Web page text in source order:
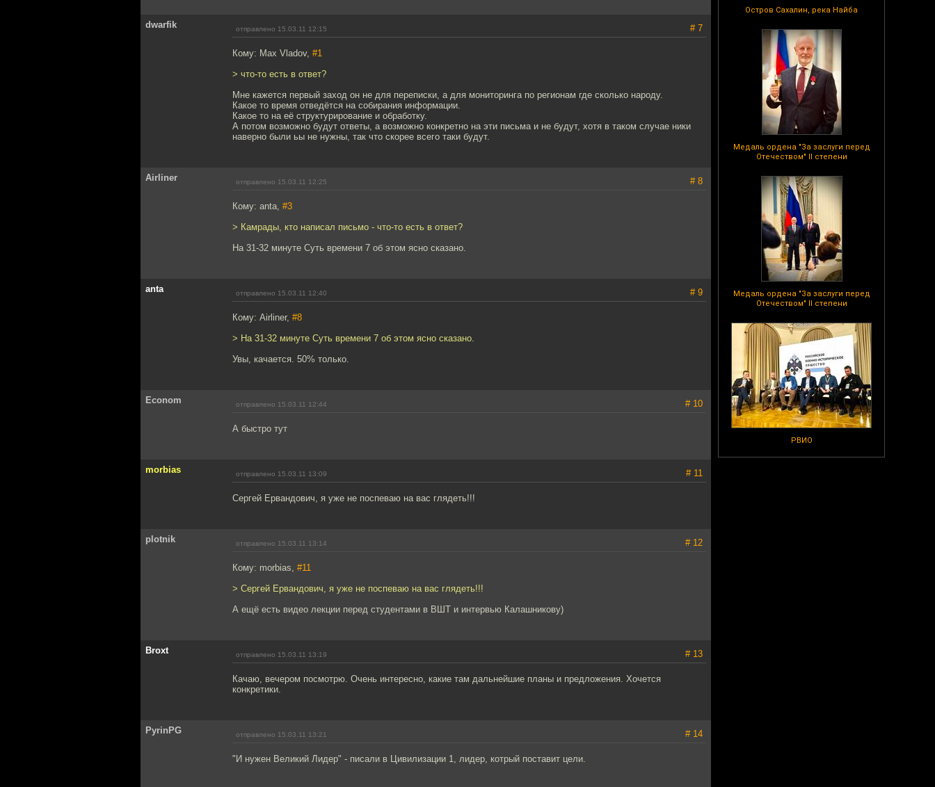
Остров Сахалин, река Найба
Медаль ордена "За заслуги перед
Отечеством" II степени
Медаль ордена "За заслуги перед
Отечеством" II степени
РВИО
dwarfik отправлено 15.03.11 12:15 # 7
Кому: Max Vladov, #1
> что-то есть в ответ?
Мне кажется первый заход он не для переписки, а для мониторинга по регионам где сколько народу.
Какое то время отведётся на собирания информации.
Какое то на её структурирование и обработку.
А потом возможно будут ответы, а возможно конкретно на эти письма и не будут, хотя в таком случае ники
наверно были ьы не нужны, так что скорее всего таки будут.
Airliner отправлено 15.03.11 12:25 # 8
Кому: anta, #3
> Камрады, кто написал письмо - что-то есть в ответ?
На 31-32 минуте Суть времени 7 об этом ясно сказано.
anta отправлено 15.03.11 12:40 # 9
Кому: Airliner, #8
> На 31-32 минуте Суть времени 7 об этом ясно сказано.
Увы, качается. 50% только.
Econom отправлено 15.03.11 12:44 # 10
А быстро тут
morbias отправлено 15.03.11 13:09 # 11
Сергей Ервандович, я уже не поспеваю на вас глядеть!!!
plotnik отправлено 15.03.11 13:14 # 12
Кому: morbias, #11
> Сергей Ервандович, я уже не поспеваю на вас глядеть!!!
А ещё есть видео лекции перед студентами в ВШТ и интервью Калашникову)
Broxt отправлено 15.03.11 13:19 # 13
Качаю, вечером посмотрю. Очень интересно, какие там дальнейшие планы и предложения. Хочется
конкретики.
PyrinPG отправлено 15.03.11 13:21 # 14
"И нужен Великий Лидер" - писали в Цивилизации 1, лидер, котрый поставит цели.